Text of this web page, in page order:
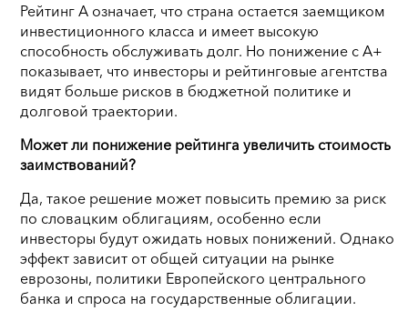
Рейтинг A означает, что страна остается заемщиком
инвестиционного класса и имеет высокую
способность обслуживать долг. Но понижение с A+
показывает, что инвесторы и рейтинговые агентства
видят больше рисков в бюджетной политике и
долговой траектории.
Может ли понижение рейтинга увеличить стоимость
заимствований?
Да, такое решение может повысить премию за риск
по словацким облигациям, особенно если
инвесторы будут ожидать новых понижений. Однако
эффект зависит от общей ситуации на рынке
еврозоны, политики Европейского центрального
банка и спроса на государственные облигации.